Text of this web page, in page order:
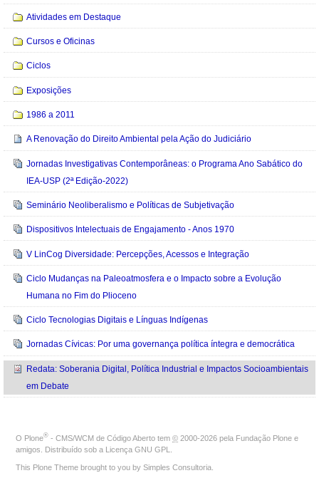
Atividades em Destaque
Cursos e Oficinas
Ciclos
Exposições
1986 a 2011
A Renovação do Direito Ambiental pela Ação do Judiciário
Jornadas Investigativas Contemporâneas: o Programa Ano Sabático do
IEA-USP (2ª Edição-2022)
Seminário Neoliberalismo e Políticas de Subjetivação
Dispositivos Intelectuais de Engajamento - Anos 1970
V LinCog Diversidade: Percepções, Acessos e Integração
Ciclo Mudanças na Paleoatmosfera e o Impacto sobre a Evolução
Humana no Fim do Plioceno
Ciclo Tecnologias Digitais e Línguas Indígenas
Jornadas Cívicas: Por uma governança política íntegra e democrática
Redata: Soberania Digital, Política Industrial e Impactos Socioambientais
em Debate
O Plone® - CMS/WCM de Código Aberto tem © 2000-2026 pela Fundação Plone e
amigos. Distribuído sob a Licença GNU GPL
This Plone Theme brought to you by Simples Consultoria